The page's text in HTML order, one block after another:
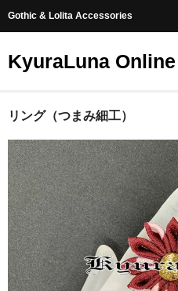
Gothic & Lolita Accessories
KyuraLuna Online
ホーム
新商品
ヘアアクセサリー
リング
イヤリング・ピアス
つまみ細工
リング（つまみ細工）